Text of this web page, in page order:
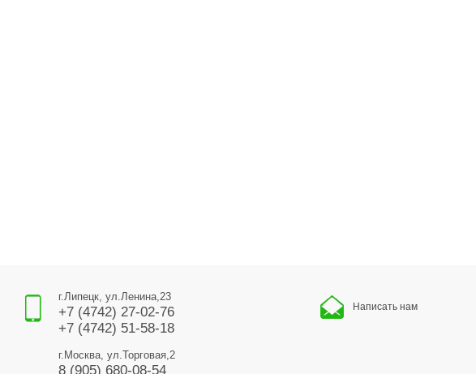
г.Липецк, ул.Ленина,23
+7 (4742) 27-02-76
+7 (4742) 51-58-18
г.Москва, ул.Торговая,2
8 (905) 680-08-54
Написать нам